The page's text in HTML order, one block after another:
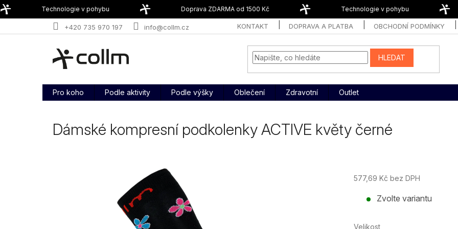
Přejít
na
Technologie v pohybu Doprava ZDARMA od 1500 Kč Technologie v pohybu
+420 735 970 197 info@collm.cz KONTAKT DOPRAVA A PLATBA OBCHODNÍ PODMÍNKY
HLEDAT
Pro koho Podle aktivity Podle výšky Oblečení Zdravotní Outlet
Dámské kompresní podkolenky ACTIVE květy černé
577,69 Kč bez DPH
cena:
Zvolte variantu
Velikost